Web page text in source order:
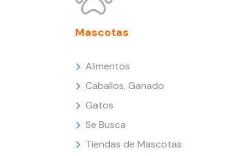
Mascotas
Alimentos
Caballos, Ganado
Gatos
Se Busca
Tiendas de Mascotas